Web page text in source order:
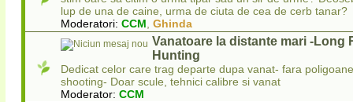
lup de una de caine, urma de ciuta de cea de cerb tanar?
Moderatori: CCM, Ghinda
Vanatoare la distante mari -Long
Hunting
Dedicat celor care trag departe dupa vanat- fara
shooting- Doar scule, tehnici calibre si vanat
Moderator: CCM